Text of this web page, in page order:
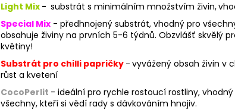
Light Mix - substrát s minimálním množstvím živin,
Special Mix - předhnojený substrát, vhodný pro
obsahuje živiny na prvních 5-6 týdnů. Obzvlášť skvělý
květiny!
Substrát pro chilli papričky - vyvážený obsah živin v
růst a kvetení
CocoPerlit - ideální pro rychle rostoucí rostliny,
všechny, kteří si vědí rady s dávkováním hnojiv.